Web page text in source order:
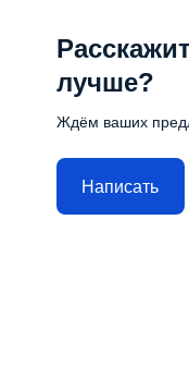
лучше?
Ждём ваших
Написать